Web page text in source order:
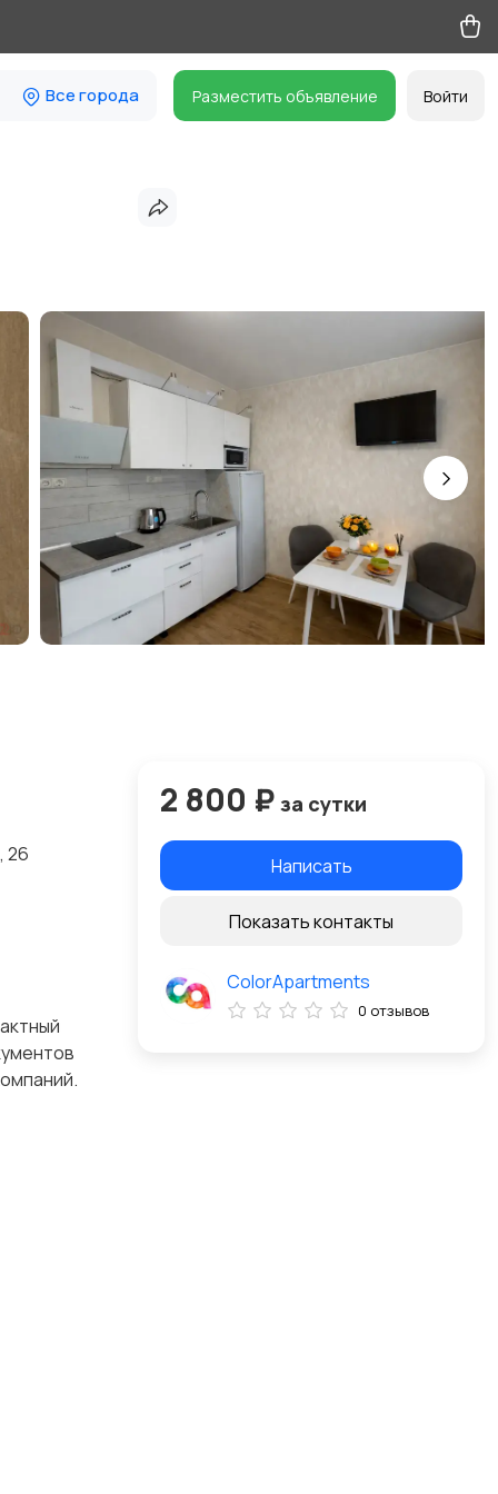
Все города Разместить объявление Войти
26
2 800 ₽ за сутки
Написать
Показать контакты
ColorApartments
0 отзывов